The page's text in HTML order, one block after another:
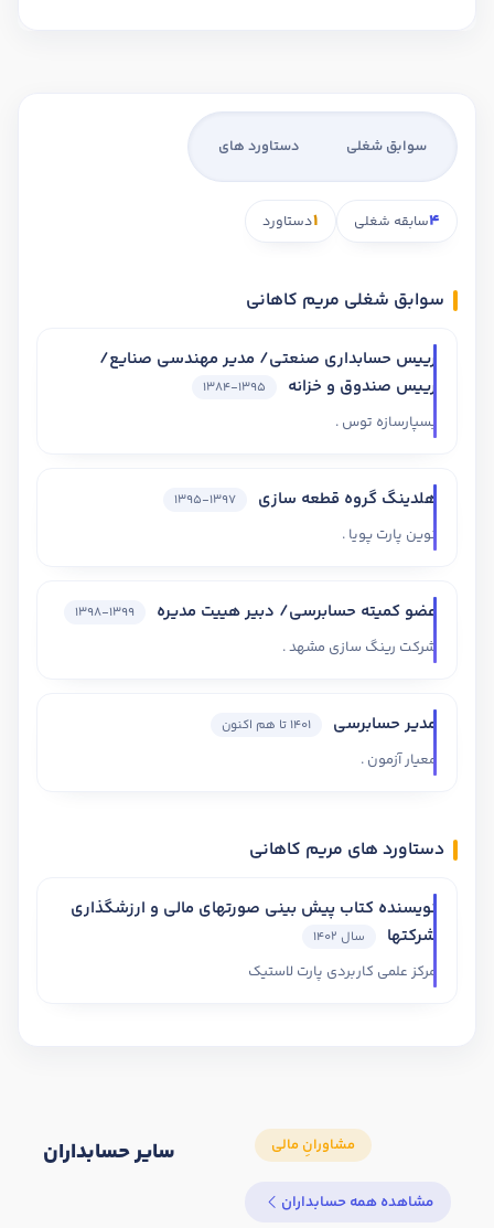
سوابق شغلی دستاورد های
4سابقه شغلی 1دستاورد
سوابق شغلی مریم کاهانی
رییس حسابداری صنعتی/ مدیر مهندسی صنایع/
رییس صندوق و خزانه
1384-1395
بسپارسازه توس .
هلدینگ گروه قطعه سازی 1395-1397
نوین پارت پویا .
عضو کمیته حسابرسی/ دبیر هییت مدیره 1398-1399
شرکت رینگ سازی مشهد .
مدیر حسابرسی 1401 تا هم اکنون
معیار آزمون .
دستاورد های مریم کاهانی
نویسنده کتاب پیش بینی صورتهای مالی و ارزشگذاری
شرکتها
سال 1402
مرکز علمی کاربردی پارت لاستیک
سایر حسابداران
مشاهده همه حسابداران